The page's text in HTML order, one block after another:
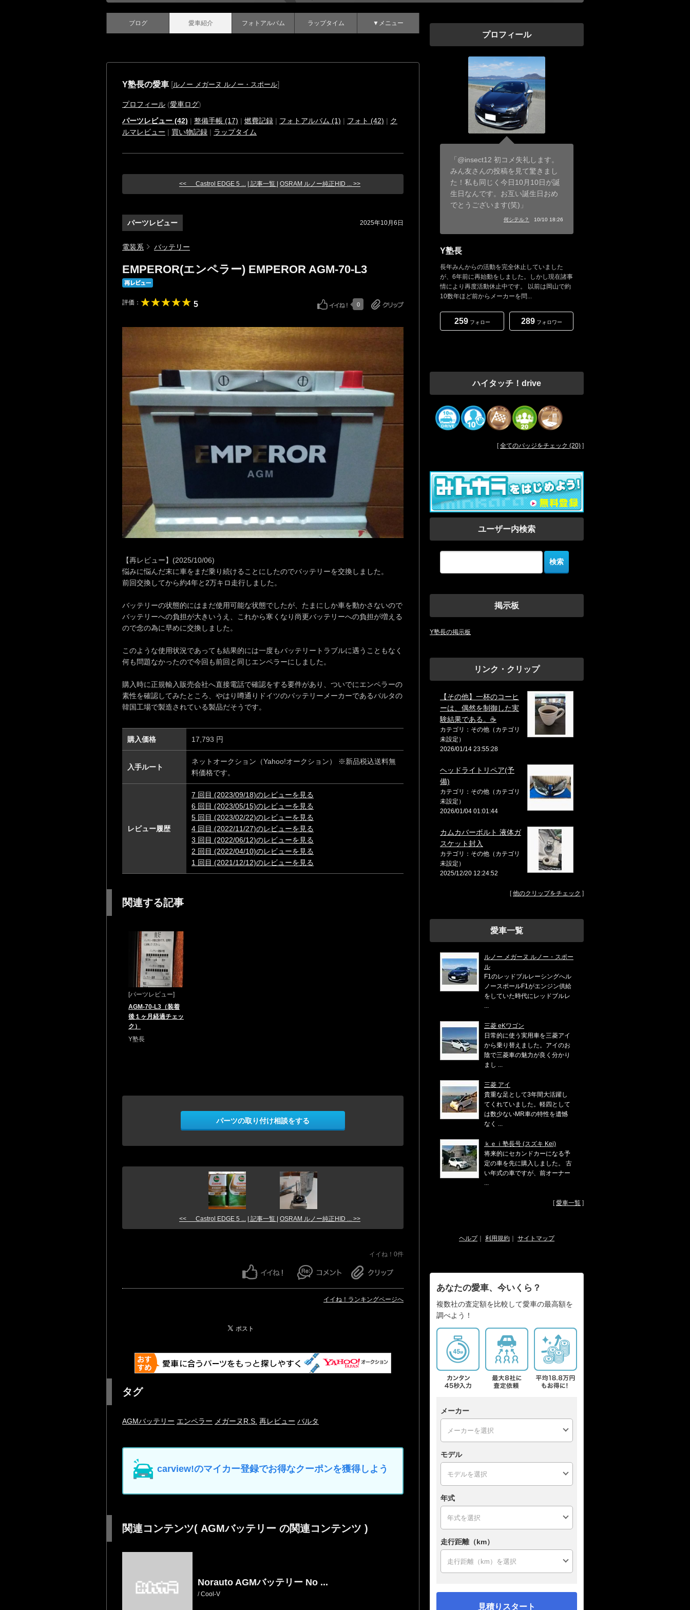
ブログ 愛車紹介 フォトアルバム ラップタイム ▼メニュー
Y塾長の愛車 [ルノー メガーヌ ルノー・スポール]
プロフィール (愛車ログ)
パーツレビュー (42) | 整備手帳 (17) | 燃費記録 | フォトアルバム (1) | フォト (42) | ク
ルマレビュー | 買い物記録 | ラップタイム
<< Castrol EDGE 5 ... | 記事一覧 | OSRAM ルノー純正HID ... >>
パーツレビュー 2025年10月6日
電装系 バッテリー
EMPEROR(エンペラー) EMPEROR AGM-70-L3
評価： 5 0
【再レビュー】(2025/10/06)
悩みに悩んだ末に車をまだ乗り続けることにしたのでバッテリーを交換しました。
前回交換してから約4年と2万キロ走行しました。
バッテリーの状態的にはまだ使用可能な状態でしたが、たまにしか車を動かさないので
バッテリーへの負担が大きいうえ、これから寒くなり尚更バッテリーへの負担が増える
ので念の為に早めに交換しました。
このような使用状況であっても結果的には一度もバッテリートラブルに遇うこともなく
何も問題なかったので今回も前回と同じエンペラーにしました。
購入時に正規輸入販売会社へ直接電話で確認をする要件があり、ついでにエンペラーの
素性を確認してみたところ、やはり噂通りドイツのバッテリーメーカーであるバルタの
韓国工場で製造されている製品だそうです。
購入価格 17,793 円
入手ルート
ネットオークション（Yahoo!オークション） ※新品税込送料無
料価格です。
レビュー履歴
7 回目 (2023/09/18)のレビューを見る
6 回目 (2023/05/15)のレビューを見る
5 回目 (2023/02/22)のレビューを見る
4 回目 (2022/11/27)のレビューを見る
3 回目 (2022/06/12)のレビューを見る
2 回目 (2022/04/10)のレビューを見る
1 回目 (2021/12/12)のレビューを見る
関連する記事
[パーツレビュー]
AGM-70-L3（装着
後１ヶ月経過チェッ
ク）
Y塾長
パーツの取り付け相談をする
<< Castrol EDGE 5 ... | 記事一覧 | OSRAM ルノー純正HID ... >>
イイね！0件
イイね！ランキングページへ
タグ
AGMバッテリー エンペラー メガーヌR.S. 再レビュー バルタ
carview!のマイカー登録でお得なクーポンを獲得しよう
関連コンテンツ( AGMバッテリー の関連コンテンツ )
Norauto AGMバッテリー No ...
/Cool-V
プロフィール
「@insect12 初コメ失礼します。
みん友さんの投稿を見て驚きまし
た！私も同じく今日10月10日が誕
生日なんです。お互い誕生日おめ
でとうございます(笑)」
何シテル？ 10/10 18:26
Y塾長
長年みんからの活動を完全休止していました
が、6年前に再始動をしました。しかし現在諸事
情により再度活動休止中です。 以前は岡山で約
10数年ほど前からメーカーを問...
259フォロー 289フォロワー
ハイタッチ！drive
[全てのバッジをチェック (20) ]
ユーザー内検索
掲示板
Y塾長の掲示板
リンク・クリップ
【その他】一杯のコーヒ
ーは、偶然を制御した実
験結果である。☕
カテゴリ：その他（カテゴリ
未設定）
2026/01/14 23:55:28
ヘッドライトリペア(予
備)
カテゴリ：その他（カテゴリ
未設定）
2026/01/04 01:01:44
カムカバーボルト 液体ガ
スケット封入
カテゴリ：その他（カテゴリ
未設定）
2025/12/20 12:24:52
[他のクリップをチェック ]
愛車一覧
ルノー メガーヌ ルノー・スポー
ル
F1のレッドブルレーシングへル
ノースポールF1がエンジン供給
をしていた時代にレッドブルレ
...
三菱 eKワゴン
日常的に使う実用車を三菱アイ
から乗り替えました。アイのお
陰で三菱車の魅力が良く分かり
まし ...
三菱 アイ
貴重な足として3年間大活躍し
てくれていました。軽四として
は数少ないMR車の特性を遺憾
なく ...
ｋｅｉ塾長号 (スズキ Kei)
将来的にセカンドカーになる予
定の車を先に購入しました。 古
い年式の車ですが、前オーナー
...
[愛車一覧 ]
ヘルプ｜ 利用規約 サイトマップ
あなたの愛車、今いくら？
複数社の査定額を比較して愛車の最高額を
調べよう！
メーカー
モデル
年式
走行距離（km）
見積りスタート